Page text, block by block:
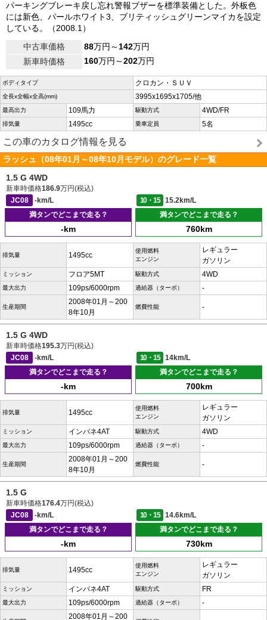
パーキングブレーキ戻し忘れ警報ブザーを標準装備とした。外板色
には新色、パールホワイト3、ブリティッシュグリーンマイカを設定
している。（2008.1）
中古車価格
88万円～142万円
新車時価格
160万円～202万円
ボディタイプ クロカン・ＳＵＶ
全長x全幅x全高(mm) 3995x1695x1705/他
最高出力 109馬力 駆動方式 4WD/FR
排気量 1495cc 乗車定員 5名
この車のカタログ情報を見る
ラッシュ（08年01月～08年10月モデル）のグレード一覧
1.5 G 4WD
新車時価格186.9万円(税込)
JC08
-km/L 10・15
15.2km/L
満タンでどこまで走る？
-km
満タンでどこまで走る？
760km
排気量 1495cc
使用燃料
エンジン
レギュラー
ガソリン
ミッション フロア5MT 駆動方式 4WD
最大出力 109ps/6000rpm 過給器（ターボ） -
生産期間
2008年01月～200
8年10月
燃費性能 -
1.5 G 4WD
新車時価格195.3万円(税込)
JC08
-km/L 10・15
14km/L
満タンでどこまで走る？
-km
満タンでどこまで走る？
700km
排気量 1495cc
使用燃料
エンジン
レギュラー
ガソリン
ミッション インパネ4AT 駆動方式 4WD
最大出力 109ps/6000rpm 過給器（ターボ） -
生産期間
2008年01月～200
8年10月
燃費性能 -
1.5 G
新車時価格176.4万円(税込)
JC08
-km/L 10・15
14.6km/L
満タンでどこまで走る？
-km
満タンでどこまで走る？
730km
排気量 1495cc
使用燃料
エンジン
レギュラー
ガソリン
ミッション インパネ4AT 駆動方式 FR
最大出力 109ps/6000rpm 過給器（ターボ） -
2008年01月～200